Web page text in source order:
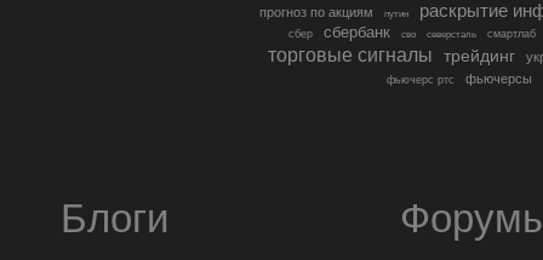
прогноз по акциям путин раскрытие
сбер сбербанк сво северсталь смартлаб
торговые сигналы трейдинг
фьючерс ртс фьючерсы
Блоги